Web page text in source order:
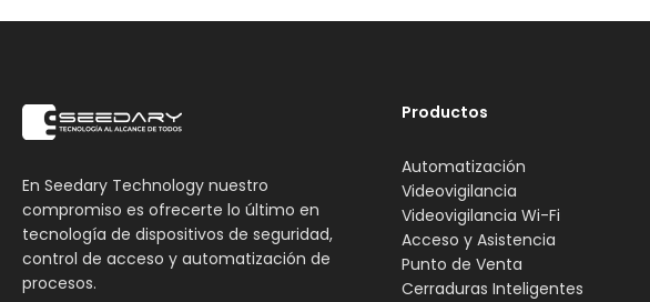
En Seedary Technology nuestro
compromiso es ofrecerte lo último en
tecnología de dispositivos de seguridad,
control de acceso y automatización de
procesos.
Productos
Automatización
Videovigilancia
Videovigilancia Wi-Fi
Acceso y Asistencia
Punto de Venta
Cerraduras Inteligentes